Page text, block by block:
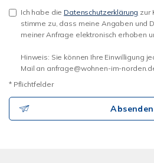
Ich habe die Datenschutzerklärung zur
stimme zu, dass meine Angaben und
meiner Anfrage elektronisch erhoben
Hinweis: Sie können Ihre Einwilligung
Mail an anfrage@wohnen-im-
* Pflichtfelder
Absenden